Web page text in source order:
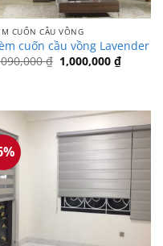
CUỐN CẦU VỒNG
cuốn cầu vồng Lavender
₫ Giá
gốc
1,000,000 ₫Giá
hiện